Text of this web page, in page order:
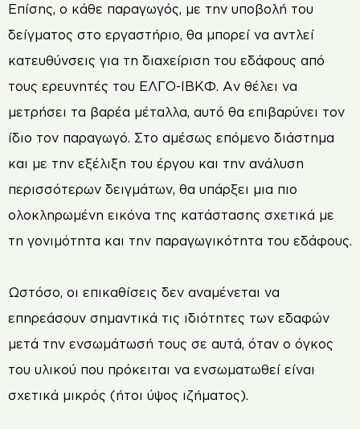
Επίσης, ο κάθε παραγωγός, με την υποβολή του
δείγματος στο εργαστήριο, θα μπορεί να αντλεί
κατευθύνσεις για τη διαχείριση του εδάφους από
τους ερευνητές του ΕΛΓΟ-ΙΒΚΦ. Αν θέλει να
μετρήσει τα βαρέα μέταλλα, αυτό θα επιβαρύνει τον
ίδιο τον παραγωγό. Στο αμέσως επόμενο διάστημα
και με την εξέλιξη του έργου και την ανάλυση
περισσότερων δειγμάτων, θα υπάρξει μια πιο
ολοκληρωμένη εικόνα της κατάστασης σχετικά με
τη γονιμότητα και την παραγωγικότητα του εδάφους.
Ωστόσο, οι επικαθίσεις δεν αναμένεται να
επηρεάσουν σημαντικά τις ιδιότητες των εδαφών
μετά την ενσωμάτωσή τους σε αυτά, όταν ο όγκος
του υλικού που πρόκειται να ενσωματωθεί είναι
σχετικά μικρός (ήτοι ύψος ιζήματος).